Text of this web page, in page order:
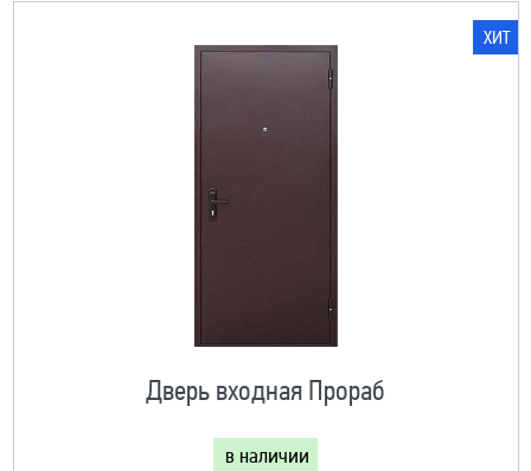
ХИТ
Дверь входная Прораб
в наличии